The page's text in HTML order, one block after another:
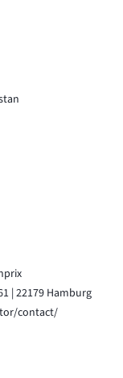
| 22179 Hamburg
contact/